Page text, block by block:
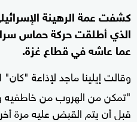
كشفت عمة الرهينة
الذي أطلقت حركة حماس
عما عاشه في قطاع غزة.
وقالت إيلينا ماجد لإذاعة
قبل أن يتم القبض عليه مرة